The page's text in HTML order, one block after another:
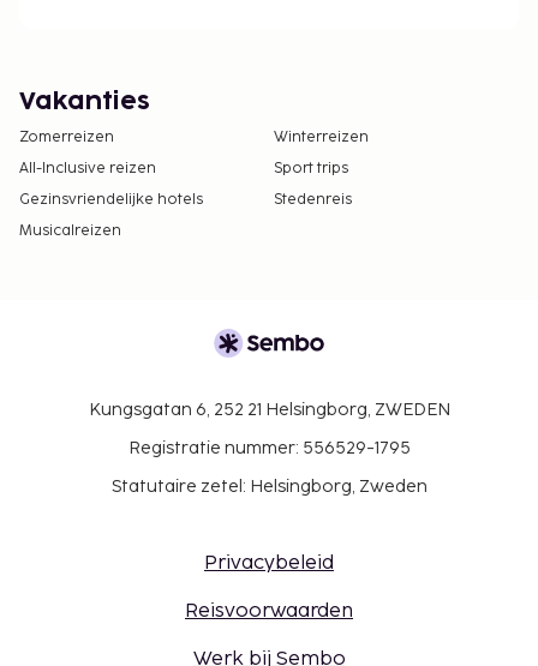
Vakanties
Zomerreizen
Winterreizen
All-Inclusive reizen
Sport trips
Gezinsvriendelijke hotels
Stedenreis
Musicalreizen
Kungsgatan 6, 252 21 Helsingborg, ZWEDEN
Registratie nummer: 556529-1795
Statutaire zetel: Helsingborg, Zweden
Privacybeleid
Reisvoorwaarden
Werk bij Sembo